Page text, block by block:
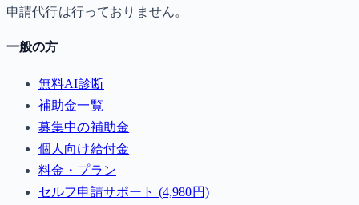
申請代行は行っておりません。
一般の方
無料AI診断
補助金一覧
募集中の補助金
個人向け給付金
料金・プラン
セルフ申請サポート (4,980円)